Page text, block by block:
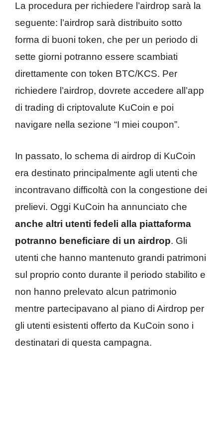
La procedura per richiedere l’airdrop sarà la
seguente: l’airdrop sarà distribuito sotto
forma di buoni token, che per un periodo di
sette giorni potranno essere scambiati
direttamente con token BTC/KCS. Per
richiedere l’airdrop, dovrete accedere all’app
di trading di criptovalute KuCoin e poi
navigare nella sezione “I miei coupon”.
In passato, lo schema di airdrop di KuCoin
era destinato principalmente agli utenti che
incontravano difficoltà con la congestione dei
prelievi. Oggi KuCoin ha annunciato che
anche altri utenti fedeli alla piattaforma
potranno beneficiare di un airdrop. Gli
utenti che hanno mantenuto grandi patrimoni
sul proprio conto durante il periodo stabilito e
non hanno prelevato alcun patrimonio
mentre partecipavano al piano di Airdrop per
gli utenti esistenti offerto da KuCoin sono i
destinatari di questa campagna.